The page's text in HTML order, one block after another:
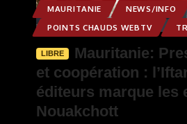
MAURITANIE
NEWS/INFO
POINTS CHAUDS WEBTV
LIBRE
Mauritanie:
et coopération :
éditeurs marque les
Nouakchott